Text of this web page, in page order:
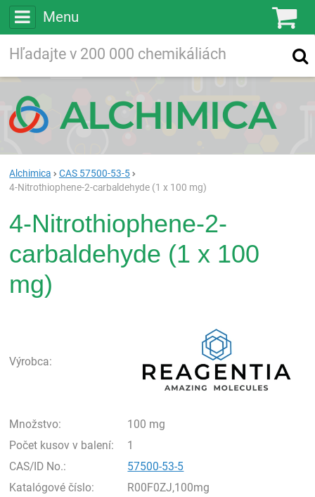
Menu
Vyhľadávanie
Alchimica
CAS 57500-53-5
4-Nitrothiophene-2-carbaldehyde (1 x 100 mg)
4-Nitrothiophene-2-
carbaldehyde (1 x 100
mg)
Výrobca:
Množstvo:
100 mg
Počet kusov v balení:
1
CAS/ID No.:
57500-53-5
Katalógové číslo:
R00F0ZJ,100mg